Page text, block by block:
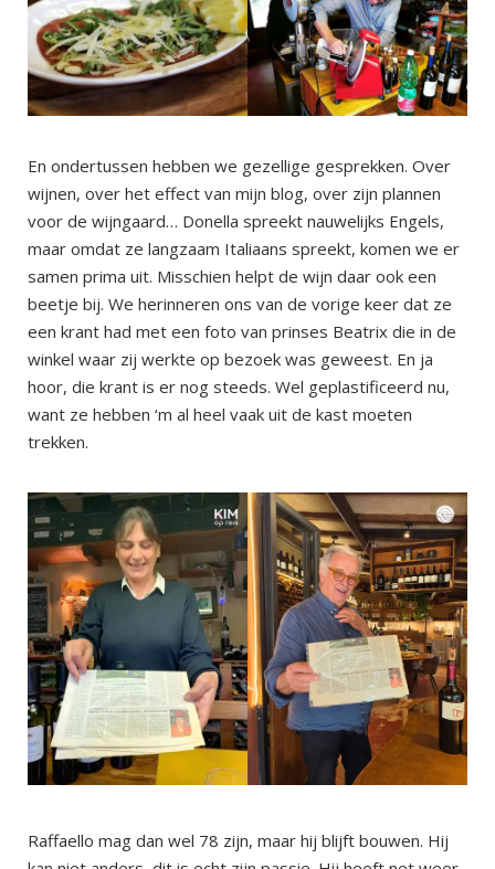
En ondertussen hebben we gezellige gesprekken. Over
wijnen, over het effect van mijn blog, over zijn plannen
voor de wijngaard… Donella spreekt nauwelijks Engels,
maar omdat ze langzaam Italiaans spreekt, komen we er
samen prima uit. Misschien helpt de wijn daar ook een
beetje bij. We herinneren ons van de vorige keer dat ze
een krant had met een foto van prinses Beatrix die in de
winkel waar zij werkte op bezoek was geweest. En ja
hoor, die krant is er nog steeds. Wel geplastificeerd nu,
want ze hebben ‘m al heel vaak uit de kast moeten
trekken.
Raffaello mag dan wel 78 zijn, maar hij blijft bouwen. Hij